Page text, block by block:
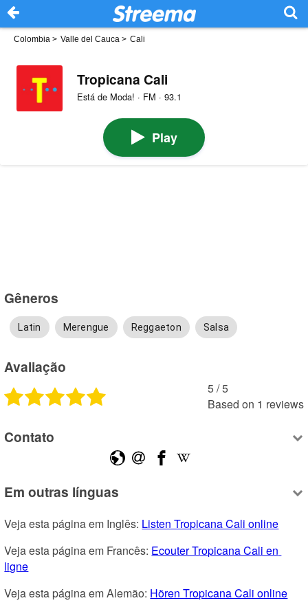
Colombia > Valle del Cauca > Cali
Tropicana Cali
Está de Moda! · FM · 93.1
Play
Gêneros
Latin Merengue Reggaeton Salsa
Avaliação
5 /5
Based on 1 reviews
Contato
Em outras línguas
Veja esta página em Inglês: Listen Tropicana Cali online
Veja esta página em Francês: Ecouter Tropicana Cali en
ligne
Veja esta página em Alemão: Hören Tropicana Cali online